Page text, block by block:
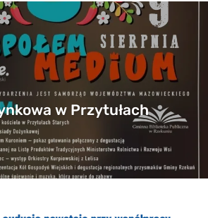
w Przytułach